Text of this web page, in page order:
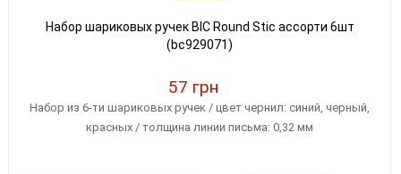
Набор шариковых ручек BIC Round Stic ассорти 6шт
(bc929071)
57 грн
Набор из 6-ти шариковых ручек / цвет чернил: синий, черный,
красных / толщина линии письма: 0,32 мм